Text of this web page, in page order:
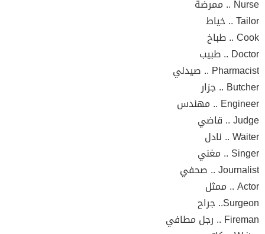
Nurse .. ممرضة
Tailor .. خياط
Cook .. طباخ
Doctor .. طبيب
Pharmacist .. صيدلي
Butcher .. جزار
Engineer .. مهندس
Judge .. قاضي
Waiter .. نادل
Singer .. مغني
Journalist .. صحفي
Actor .. ممثل
Surgeon.. جراح
Fireman .. رجل مطافي